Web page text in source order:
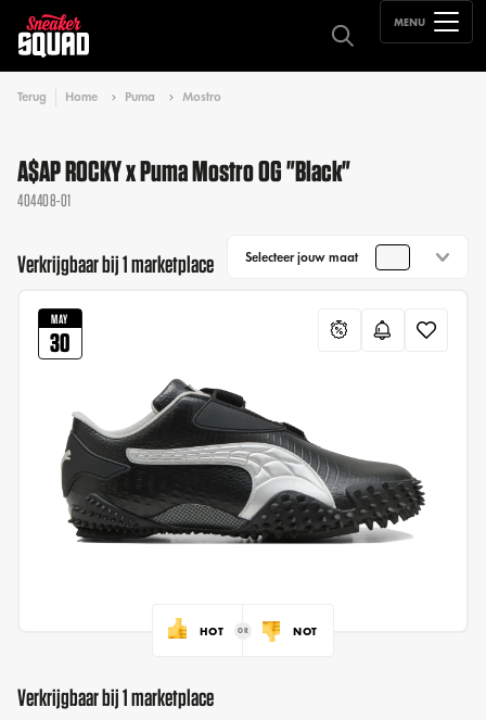
MENU
Terug Home Puma Mostro
A$AP ROCKY x Puma Mostro OG "Black"
404408-01
Verkrijgbaar bij 1 marketplace Selecteer jouw maat
MAY
30
HOT NOT
Verkrijgbaar bij 1 marketplace